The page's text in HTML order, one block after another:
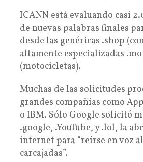
ICANN está evaluando casi
de nuevas palabras finales
desde las genéricas .shop
altamente especializadas
(motocicletas).
Muchas de las solicitudes
grandes compañías como
o IBM. Sólo Google solicitó
.google, .YouTube, y .lol, la
internet para “reírse en voz
carcajadas”.